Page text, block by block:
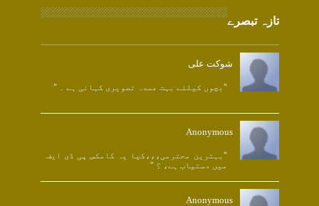
تازہ تبصرے
شوکت علی
"بچوں کیلئے بہت عمدہ تصویری کہانی ہے ۔ "
Anonymous
"بہترین محترمی،،،کیا یہ کامکس پی ڈی ایف
میں دستیاب ہے، ؟ "
Anonymous